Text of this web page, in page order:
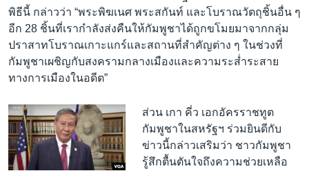
พิธีนี้ กล่าวว่า “พระพิฆเนศ พระสกันท์ และโบราณวัตถุชิ้นอื่น ๆ
อีก 28 ชิ้นที่เรากำลังส่งคืนให้กัมพูชาได้ถูกขโมยมาจากกลุ่ม
ปราสาทโบราณเกาะแกร์และสถานที่สำคัญต่าง ๆ ในช่วงที่
กัมพูชาเผชิญกับสงครามกลางเมืองและความระส่ำระสาย
ทางการเมืองในอดีต”
ส่วน เกา คี่ว เอกอัครราชทูต
กัมพูชาในสหรัฐฯ ร่วมยินดีกับ
ข่าวนี้กล่าวเสริมว่า ชาวกัมพูชา
รู้สึกตื้นตันใจถึงความช่วยเหลือ